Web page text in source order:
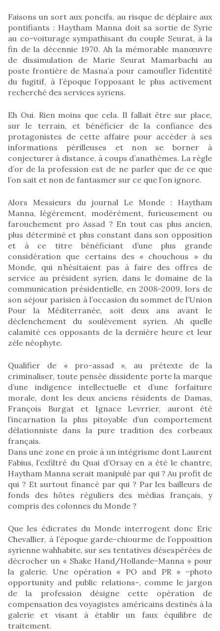
Faisons un sort aux poncifs, au risque de déplaire aux
pontifiants : Haytham Manna doit sa sortie de Syrie
au co-voiturage sympathisant du couple Seurat, à la
fin de la décennie 1970. Ah la mémorable manœuvre
de dissimulation de Marie Seurat Mamarbachi au
poste frontière de Masna’a pour camoufler l’identité
du fugitif, à l’époque l’opposant le plus activement
recherché des services syriens.
Eh Oui. Rien moins que cela. Il fallait être sur place,
sur le terrain, et bénéficier de la confiance des
protagonistes de cette affaire pour accéder à ses
informations périlleuses et non se borner à
conjecturer à distance, à coups d’anathèmes. La règle
d’or de la profession est de ne parler que de ce que
l’on sait et non de fantasmer sur ce que l’on ignore.
Alors Messieurs du journal Le Monde : Haytham
Manna, légèrement, modérément, furieusement ou
farouchement pro Assad ? En tout cas plus ancien,
plus déterminé et plus constant dans son opposition
et à ce titre bénéficiant d’une plus grande
considération que certains des « chouchous » du
Monde, qui n’hésitaient pas à faire des offres de
service au président syrien, dans le domaine de la
communication présidentielle, en 2008-2009, lors de
son séjour parisien à l’occasion du sommet de l’Union
Pour la Méditerranée, soit deux ans avant le
déclenchement du soulèvement syrien. Ah quelle
calamité ces opposants de la dernière heure et leur
zèle néophyte.
Qualifier de « pro-assad », au prétexte de la
criminaliser, toute pensée dissidente porte la marque
d’une indigence intellectuelle et d’une forfaiture
morale, dont les deux anciens résidents de Damas,
François Burgat et Ignace Levrrier, auront été
l’incarnation la plus pitoyable d’un comportement
délationniste dans la pure tradition des corbeaux
français.
Dans une zone en proie à un intégrisme dont Laurent
Fabius, l’exfiltré du Quai d’Orsay en a été le chantre,
Haytham Manna serait manipulé par qui ? Au profit de
qui ? Et surtout financé par qui ? Par les bailleurs de
fonds des hôtes réguliers des médias français, y
compris des colonnes du Monde ?
Que les édicrates du Monde interrogent donc Eric
Chevallier, à l’époque garde-chiourme de l’opposition
syrienne wahhabite, sur ses tentatives désespérées de
décrocher un « Shake Hand/Hollande-Manna » pour
la galerie. Une opération « PO and PR » -photo
opportunity and public relations-, comme le jargon
de la profession désigne cette opération de
compensation des voyagistes américains destinés à la
galerie et visant à établir un faux équilibre de
traitement.